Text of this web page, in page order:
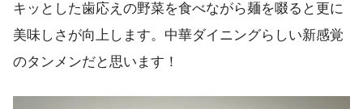
キッとした歯応えの野菜を食べながら麺を啜ると更に
美味しさが向上します。中華ダイニングらしい新感覚
のタンメンだと思います！